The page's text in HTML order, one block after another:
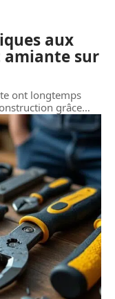
aux
sur
ont longtemps
grâce…